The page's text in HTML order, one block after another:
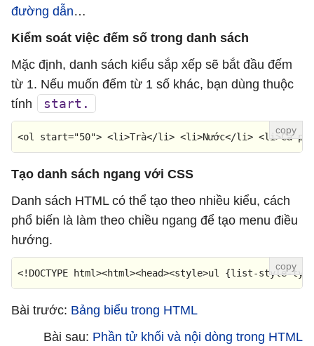
đường dẫn…
Kiểm soát việc đếm số trong danh sách
Mặc định, danh sách kiểu sắp xếp sẽ bắt đầu đếm
từ 1. Nếu muốn đếm từ 1 số khác, bạn dùng thuộc
tính
start.
<ol start="50"> <li>Trà</li> <li>Nước</li> <li>Cà phê
Tạo danh sách ngang với CSS
Danh sách HTML có thể tạo theo nhiều kiểu, cách
phổ biến là làm theo chiều ngang để tạo menu điều
hướng.
<!DOCTYPE html><html><head><style>ul {list-style-type
Bài trước: Bảng biểu trong HTML
Bài sau: Phần tử khối và nội dòng trong HTML